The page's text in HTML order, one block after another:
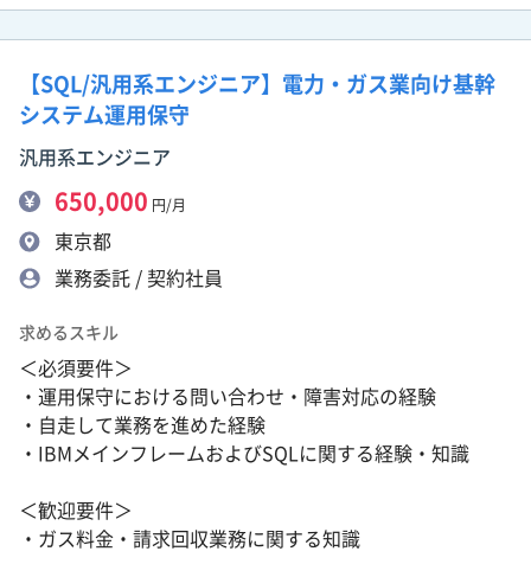
【SQL/汎用系エンジニア】電力・ガス業向け基幹
システム運用保守
汎用系エンジニア
650,000 円/月
東京都
業務委託 / 契約社員
求めるスキル
＜必須要件＞
・運用保守における問い合わせ・障害対応の経験
・自走して業務を進めた経験
・IBMメインフレームおよびSQLに関する経験・知識
＜歓迎要件＞
・ガス料金・請求回収業務に関する知識